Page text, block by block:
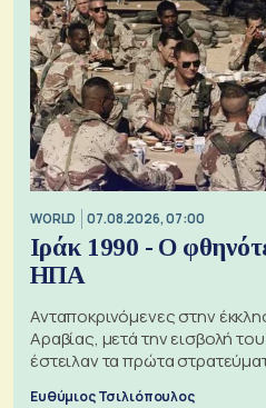
WORLD 07.08.2026, 07:00
Ιράκ 1990 - Ο
ΗΠΑ
Ανταποκρινόμενες στην
Αραβίας, μετά την εισβολή
έστειλαν τα πρώτα
πόλεμο της ιστορίας τους
Ευθύμιος Τσιλιόπουλος